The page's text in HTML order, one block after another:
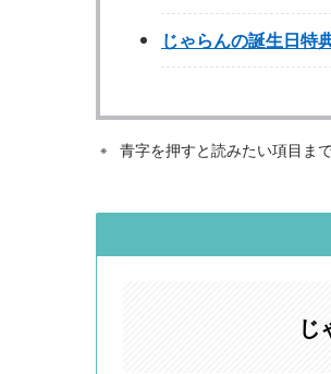
じゃらんの誕生日特
青字を押すと読みたい項目ま
じ